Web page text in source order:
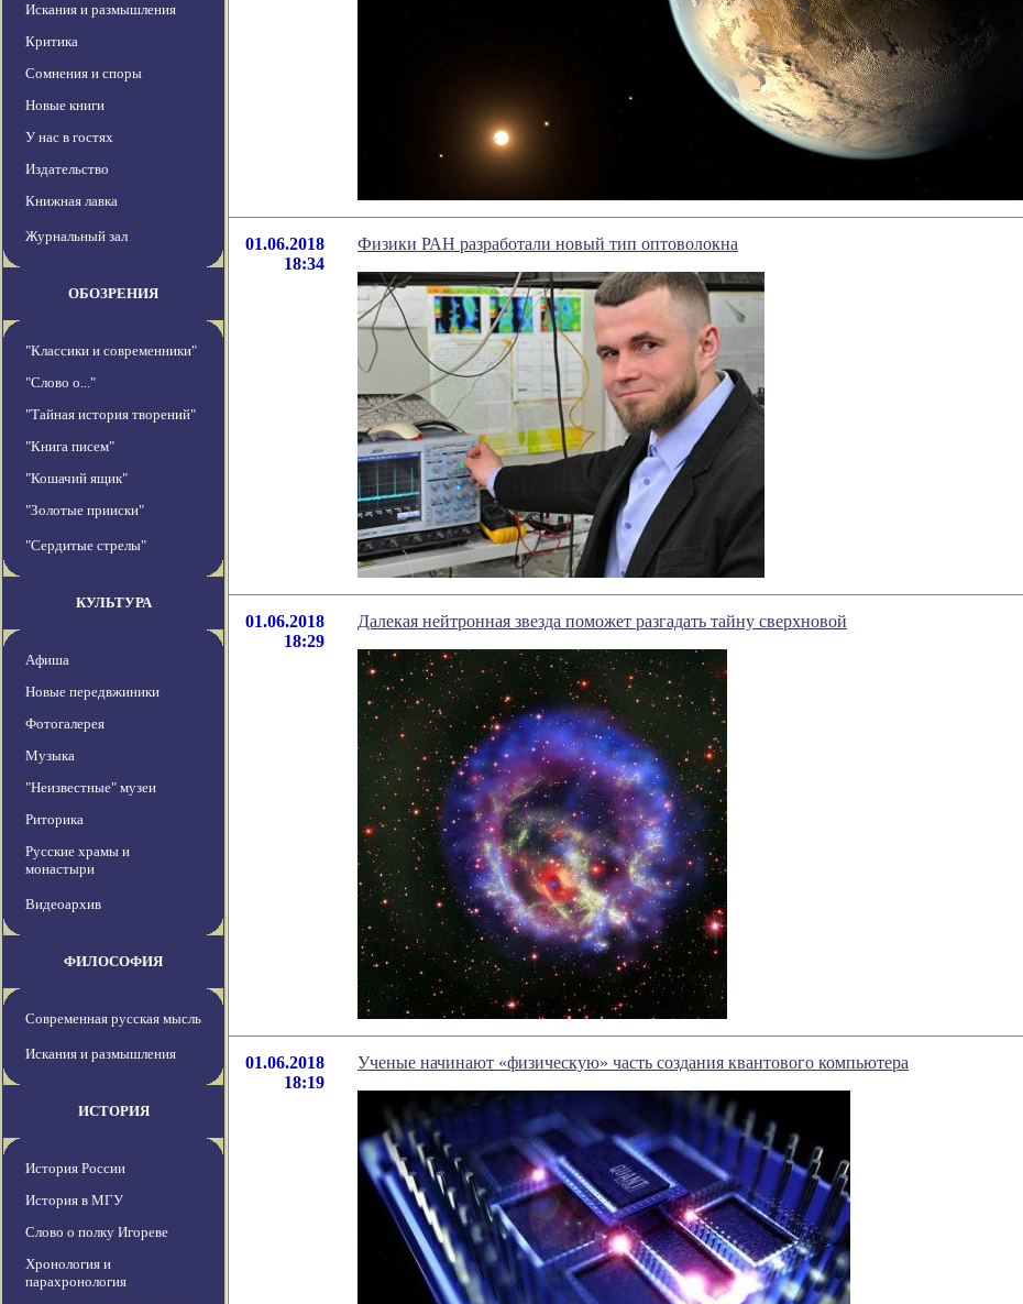
Искания и размышления
Критика
Сомнения и споры
Новые книги
У нас в гостях
Издательство
Книжная лавка
Журнальный зал
ОБОЗРЕНИЯ
"Классики и современники"
"Слово о..."
"Тайная история творений"
"Книга писем"
"Кошачий ящик"
"Золотые прииски"
"Сердитые стрелы"
КУЛЬТУРА
Афиша
Новые передвжиники
Фотогалерея
Музыка
"Неизвестные" музеи
Риторика
Русские храмы и
монастыри
Видеоархив
ФИЛОСОФИЯ
Современная русская мысль
Искания и размышления
ИСТОРИЯ
История России
История в МГУ
Слово о полку Игореве
Хронология и
парахронология
01.06.2018
18:34
Физики РАН разработали новый тип оптоволокна
01.06.2018
18:29
Далекая нейтронная звезда поможет разгадать тайну сверхновой
01.06.2018
18:19
Ученые начинают «физическую» часть создания квантового компьютера